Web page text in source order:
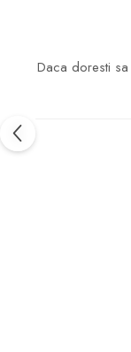
Daca doresti